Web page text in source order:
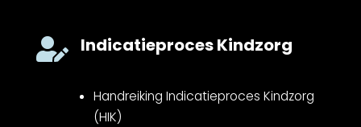
 Indicatieproces Kindzorg
Handreiking Indicatieproces Kindzorg
(HIK)